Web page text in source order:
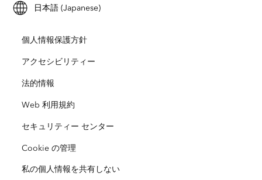
Esri ストア
Esri Young Professionals Network
ArcUser
ArcNews
ArcWatch
Esri Press
Esri ビデオ
採用情報
オープンビジョン
企業行動規範
サイトマップ
ArcGIS for Student Use
自然保護
教育機関
人種的平等
日本語 (Japanese)
個人情報保護方針
アクセシビリティー
法的情報
Web 利用規約
セキュリティー センター
Cookie の管理
私の個人情報を共有しない